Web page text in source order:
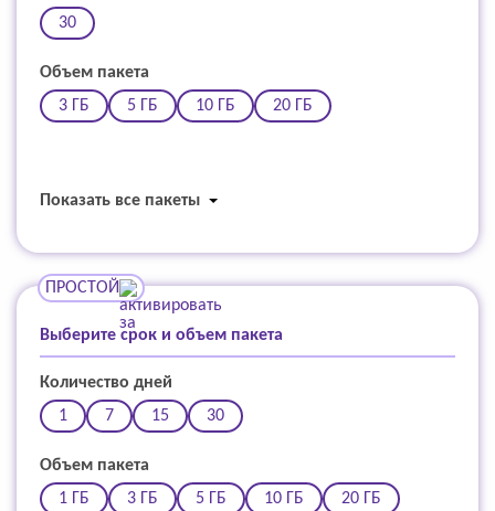
30
Объем пакета
3 ГБ
5 ГБ 10 ГБ 20 ГБ
Показать все пакеты
ПРОСТОЙ
Выберите срок и объем пакета
Количество дней
1
7 15 30
Объем пакета
1 ГБ
3 ГБ 5 ГБ 10 ГБ 20 ГБ